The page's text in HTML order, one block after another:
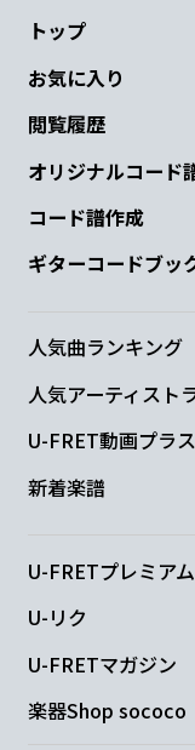
トップ
お気に入り
閲覧履歴
オリジナルコード
コード譜作成
ギターコードブッ
人気曲ランキング
人気アーティスト
U-FRET動画プラス
新着楽譜
U-FRETプレミア
U-リク
U-FRETマガジン
楽器Shop sococo